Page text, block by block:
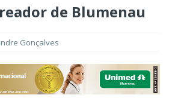
de Blumenau
Gonçalves